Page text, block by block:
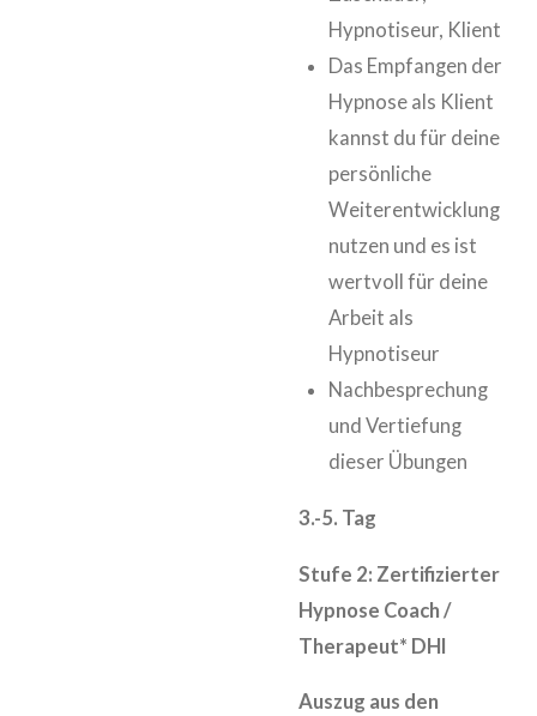
Hypnotiseur, Klient
Das Empfangen der
Hypnose als Klient
kannst du für deine
persönliche
Weiterentwicklung
nutzen und es ist
wertvoll für deine
Arbeit als
Hypnotiseur
Nachbesprechung
und Vertiefung
dieser Übungen
3.-5. Tag
Stufe 2: Zertifizierter
Hypnose Coach /
Therapeut* DHI
Auszug aus den